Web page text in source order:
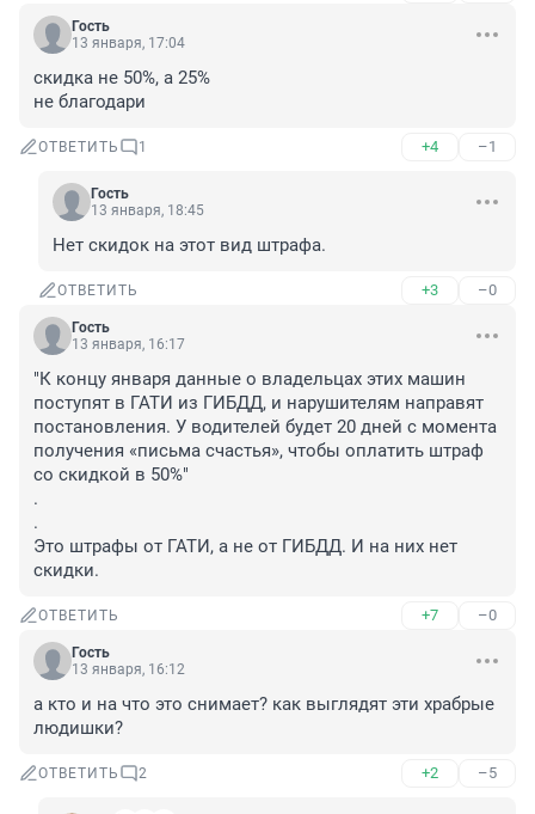
Гость
13 января, 17:04
скидка не 50%, а 25%
не благодари
ОТВЕТИТЬ 1 +4 –1
Гость
13 января, 18:45
Нет скидок на этот вид штрафа.
ОТВЕТИТЬ +3 –0
Гость
13 января, 16:17
"К концу января данные о владельцах этих машин
поступят в ГАТИ из ГИБДД, и нарушителям направят
постановления. У водителей будет 20 дней с момента
получения «письма счастья», чтобы оплатить штраф
со скидкой в 50%"
.
.
Это штрафы от ГАТИ, а не от ГИБДД. И на них нет
скидки.
ОТВЕТИТЬ +7 –0
Гость
13 января, 16:12
а кто и на что это снимает? как выглядят эти храбрые
людишки?
ОТВЕТИТЬ 2 +2 –5